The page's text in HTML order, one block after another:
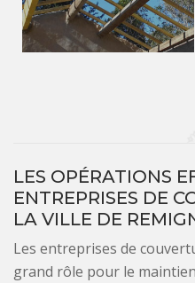
LES OPÉRATIONS
ENTREPRISES DE
LA VILLE DE
Les entreprises de
grand rôle pour le